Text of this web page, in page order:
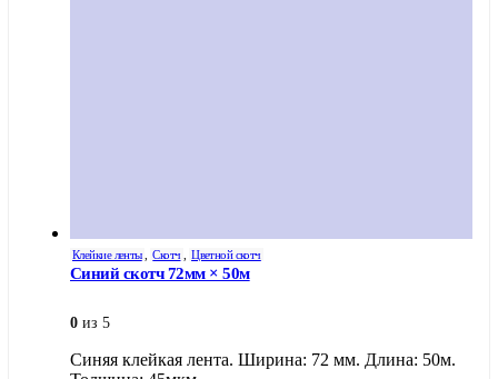
Клейкие ленты, Скотч , Цветной скотч
Синий скотч 72мм × 50м
0 из 5
Синяя клейкая лента. Ширина: 72 мм. Длина: 50м.